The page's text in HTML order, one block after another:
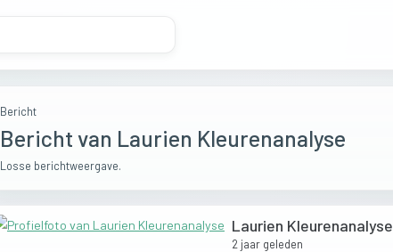
Bericht
Bericht van Laurien Kleurenanalyse
Losse berichtweergave.
Laurien Kleurenanalyse
2 jaar geleden